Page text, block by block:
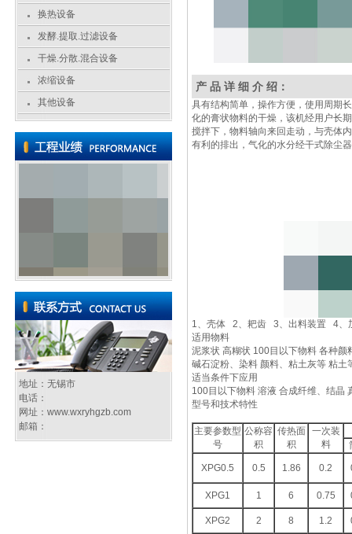
换热设备
发酵.提取.过滤设备
干燥.分散.混合设备
浓缩设备
其他设备
地址：无锡市
电话：
网址： www.wxryhgzb.com
邮箱：
产 品 详 细 介 绍：
具有结构简单，操作方便，使用周期
化的膏状物料的干燥，该机经用户长
搅拌下，物料轴向来回走动，与壳体
有利的排出，气化的水分经干式除尘
1、壳体 2、耙齿 3、出料装置 4
适用物料
泥浆状 高糊状 100目以下物料 各种
碱石淀粉、染料 颜料、粘土灰等 粘土
适当条件下应用
100目以下物料 溶液 合成纤维、结晶
型号和技术特性
主要参数型
号
公称容
积
传热面
积
一次装
料
XPG0.5 0.5 1.86 0.2
XPG1 1 6 0.75
XPG2 2 8 1.2